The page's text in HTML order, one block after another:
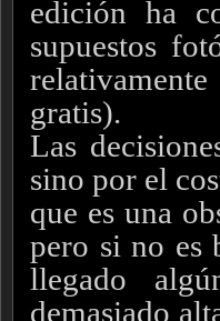
edición ha
supuestos
gratis).
Las
sino por el
que es una
pero si no es
llegado
demasiado